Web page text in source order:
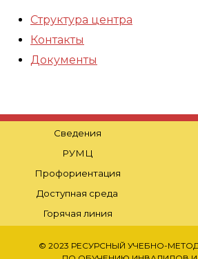
Структура центра
Контакты
Документы
Сведения
РУМЦ
Профориентация
Доступная среда
Горячая линия
© 2023 РЕСУРСНЫЙ УЧЕБНО-